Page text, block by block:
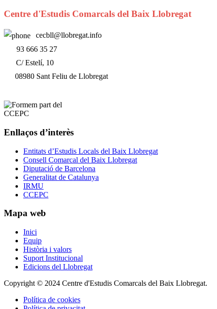
Centre d'Estudis Comarcals del Baix Llobregat
cecbll@llobregat.info
93 666 35 27
C/ Estelí, 10
08980 Sant Feliu de Llobregat
Enllaços d’interès
Entitats d’Estudis Locals del Baix Llobregat
Consell Comarcal del Baix Llobregat
Diputació de Barcelona
Generalitat de Catalunya
IRMU
CCEPC
Mapa web
Inici
Equip
Història i valors
Suport Institucional
Edicions del Llobregat
Copyright © 2024 Centre d'Estudis Comarcals del Baix Llobregat.
Política de cookies